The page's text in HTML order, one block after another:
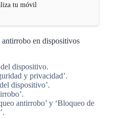
tu móvil
antirrobo en dispositivos
dispositivo.
y privacidad’.
dispositivo’.
antirrobo’ y ‘Bloqueo de